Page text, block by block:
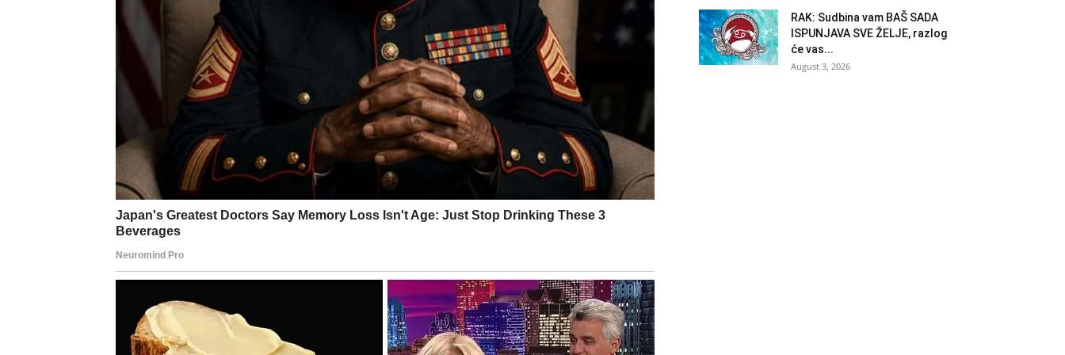
dokazivanjem statusa. Vaša prava vrednost ne zavisi od spoljašnjih pokazatelja, već od unutrašnje
sigurnosti.
UNUTRAŠNJA BORBA – DA LI MORATE UVEK BITI
NAJJAČI?
Najdublji deo ovog dana odnosi se na vaš unutrašnji svet. Možete osetiti da se u vama sudaraju
dve energije – jedna koja želi da reaguje snažno, glasno i ponosno, i druga koja želi mir,
razumevanje i stabilnost.
Možda ćete se danas suočiti sa situacijom u kojoj morate da birate između toga da budete u pravu
ili da sačuvate odnos. Između toga da zadržite ponos ili da pokažete emociju. Ovo je trenutak
sazrevanja, trenutak u kojem shvatate da prava veličina dolazi iz samokontrole i emocionalne
RAK: Sudbina vam BAŠ SADA
ISPUNJAVA SVE ŽELJE, razlog
će vas...
August 3, 2026